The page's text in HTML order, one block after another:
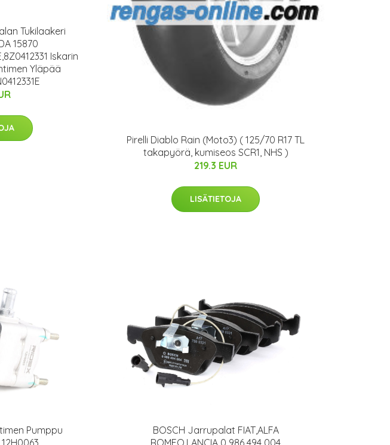
Tukilaakeri
15870
Iskarin
Yläpää
Pirelli Diablo Rain (Moto3) ( 125/70 R17 TL
takapyörä, kumiseos SCR1, NHS )
219.3 EUR
LISÄTIETOJA
Pumppu
BOSCH Jarrupalat FIAT,ALFA
ROMEO,LANCIA 0 986 494 004